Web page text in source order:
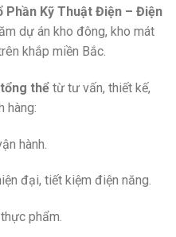
Phần Kỹ Thuật Điện – Điện
dự án kho đông, kho mát
khắp miền Bắc.
thể từ tư vấn, thiết kế,
hàng:
hành.
đại, tiết kiệm điện năng.
phẩm.